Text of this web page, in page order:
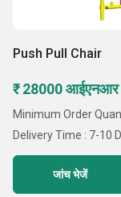
Push Pull Chair
₹ 28000
Minimum Order
Delivery Time : 7-10
जांच भेजें